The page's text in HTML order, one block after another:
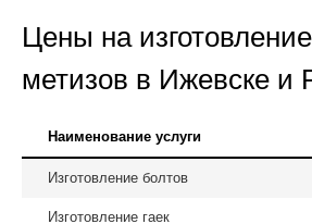
Цены на
метизов в Ижевске и
Наименование услуги
Изготовление болтов
Изготовление гаек